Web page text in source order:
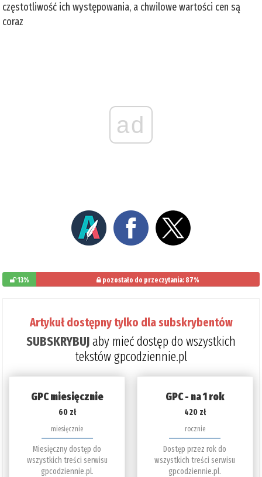
częstotliwość ich występowania, a chwilowe wartości cen są
coraz
ad
13% pozostało do przeczytania: 87%
Artykuł dostępny tylko dla subskrybentów
SUBSKRYBUJaby mieć dostęp do wszystkich
tekstów gpcodziennie.pl
GPC miesięcznie
60 zł
miesięcznie
Miesięczny dostęp do
wszystkich treści serwisu
gpcodziennie.pl.
GPC - na 1 rok
420 zł
rocznie
Dostęp przez rok do
wszystkich treści serwisu
gpcodziennie.pl.